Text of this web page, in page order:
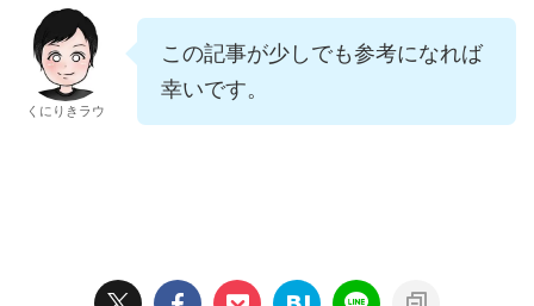
くにりきラウ
この記事が少しでも参考になれば
幸いです。